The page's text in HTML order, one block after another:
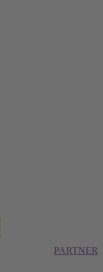
PARTNER